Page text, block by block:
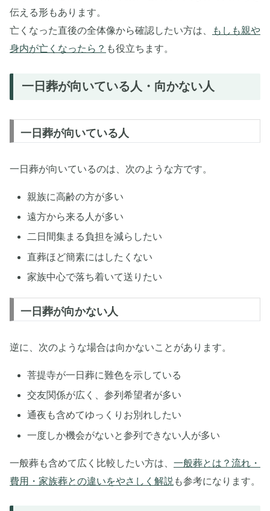
伝える形もあります。
亡くなった直後の全体像から確認したい方は、
もしも親や
身内が亡くなったら？ も役立ちます。
一日葬が向いている人・向かない人
一日葬が向いている人
一日葬が向いているのは、次のような方です。
親族に高齢の方が多い
遠方から来る人が多い
二日間集まる負担を減らしたい
直葬ほど簡素にはしたくない
家族中心で落ち着いて送りたい
一日葬が向かない人
逆に、次のような場合は向かないことがあります。
菩提寺が一日葬に難色を示している
交友関係が広く、参列希望者が多い
通夜も含めてゆっくりお別れしたい
一度しか機会がないと参列できない人が多い
一般葬も含めて広く比較したい方は、 一般葬とは？流れ・
費用・家族葬との違いをやさしく解説 も参考になります。